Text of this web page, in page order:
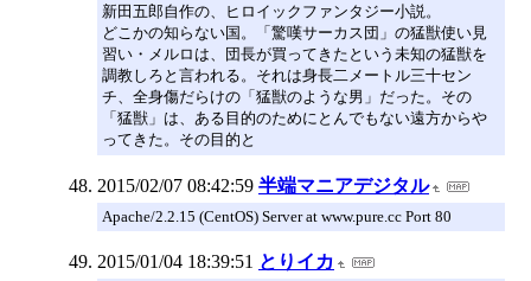
新田五郎自作の、ヒロイックファンタジー小説。
どこかの知らない国。「驚嘆サーカス団」の猛獣使い見
習い・メルロは、団長が買ってきたという未知の猛獣を
調教しろと言われる。それは身長二メートル三十セン
チ、全身傷だらけの「猛獣のような男」だった。その
「猛獣」は、ある目的のためにとんでもない遠方からや
ってきた。その目的と
2015/02/07 08:42:59 半端マニアデジタル
Apache/2.2.15 (CentOS) Server at www.pure.cc Port 80
2015/01/04 18:39:51 とりイカ